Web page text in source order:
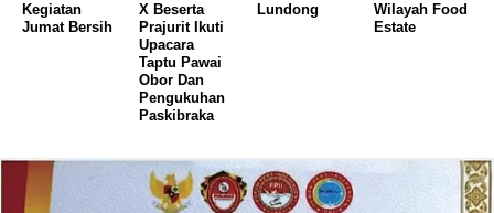
Kegiatan
Jumat Bersih
X Beserta
Prajurit Ikuti
Upacara
Taptu Pawai
Obor Dan
Pengukuhan
Paskibraka
Lundong
Wilayah Food
Estate